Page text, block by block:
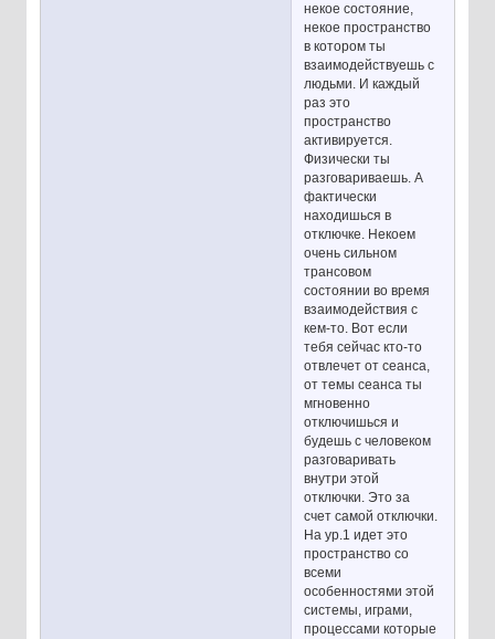
некое состояние,
некое пространство
в котором ты
взаимодействуешь с
людьми. И каждый
раз это
пространство
активируется.
Физически ты
разговариваешь. А
фактически
находишься в
отключке. Некоем
очень сильном
трансовом
состоянии во время
взаимодействия с
кем-то. Вот если
тебя сейчас кто-то
отвлечет от сеанса,
от темы сеанса ты
мгновенно
отключишься и
будешь с человеком
разговаривать
внутри этой
отключки. Это за
счет самой отключки.
На ур.1 идет это
пространство со
всеми
особенностями этой
системы, играми,
процессами которые